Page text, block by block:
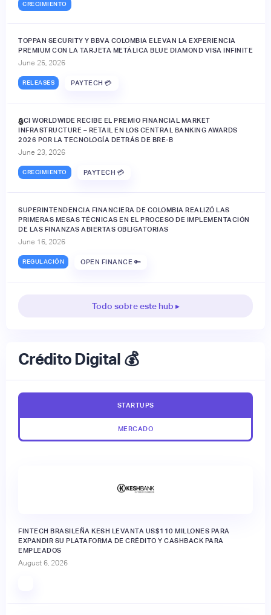
CRECIMIENTO
TOPPAN SECURITY Y BBVA COLOMBIA ELEVAN LA EXPERIENCIA
PREMIUM CON LA TARJETA METÁLICA BLUE DIAMOND VISA INFINITE
June 25, 2026
RELEASES PAYTECH 💳
ACI WORLDWIDE RECIBE EL PREMIO FINANCIAL MARKET
INFRASTRUCTURE – RETAIL EN LOS CENTRAL BANKING AWARDS
2026 POR LA TECNOLOGÍA DETRÁS DE BRE-B
June 23, 2026
CRECIMIENTO PAYTECH 💳
🔒
SUPERINTENDENCIA FINANCIERA DE COLOMBIA REALIZÓ LAS
PRIMERAS MESAS TÉCNICAS EN EL PROCESO DE IMPLEMENTACIÓN
DE LAS FINANZAS ABIERTAS OBLIGATORIAS
June 16, 2026
REGULACIÓN OPEN FINANCE 🔑
Todo sobre este hub ▸
Crédito Digital 💰
STARTUPS
MERCADO
FINTECH BRASILEÑA KESH LEVANTA US$110 MILLONES PARA
EXPANDIR SU PLATAFORMA DE CRÉDITO Y CASHBACK PARA
EMPLEADOS
August 6, 2026